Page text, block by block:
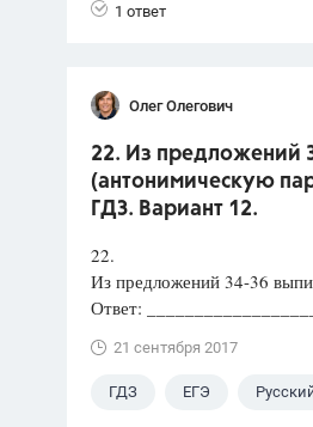
1 ответ
Олег Олегович
22. Из предложений
(антонимическую
ГДЗ. Вариант 12.
22.
Из предложений 34-36
Ответ:
21 сентября 2017
ГДЗ ЕГЭ